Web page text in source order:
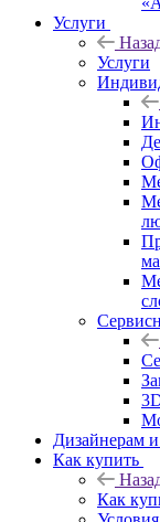
Услуги
Услуги
Дизайнерам
Как купить
Как